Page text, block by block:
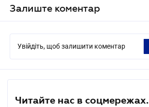
Залиште коментар
Увійдіть, щоб залишити коментар
Читайте нас в соцмережах.